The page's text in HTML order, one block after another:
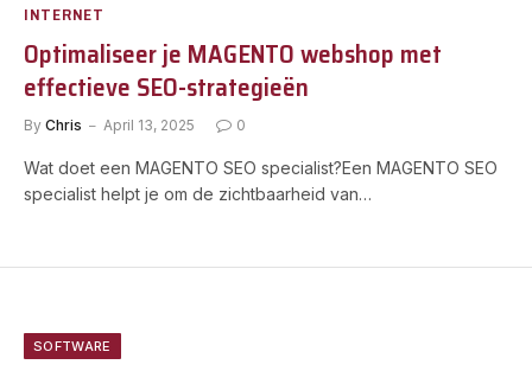
INTERNET
Optimaliseer je MAGENTO webshop met
effectieve SEO-strategieën
By Chris April 13, 2025 0
Wat doet een MAGENTO SEO specialist?Een MAGENTO SEO
specialist helpt je om de zichtbaarheid van…
SOFTWARE